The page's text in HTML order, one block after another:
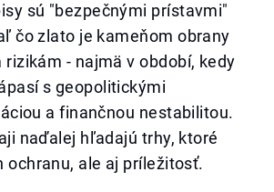
sú "bezpečnými prístavmi"
čo zlato je kameňom obrany
- najmä v období, kedy
s geopolitickými
a finančnou nestabilitou.
naďalej hľadajú trhy, ktoré
ochranu, ale aj príležitosť.